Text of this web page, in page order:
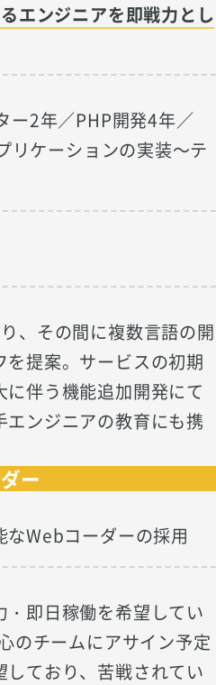
エンジニアを即戦力とし
ー2年／PHP開発4年／
リケーションの実装～テ
、その間に複数言語の開
提案。サービスの初期
に伴う機能追加開発にて
ンジニアの教育にも携
ー
Webコーダーの採用
即日稼働を希望してい
のチームにアサイン予定
ており、苦戦されてい